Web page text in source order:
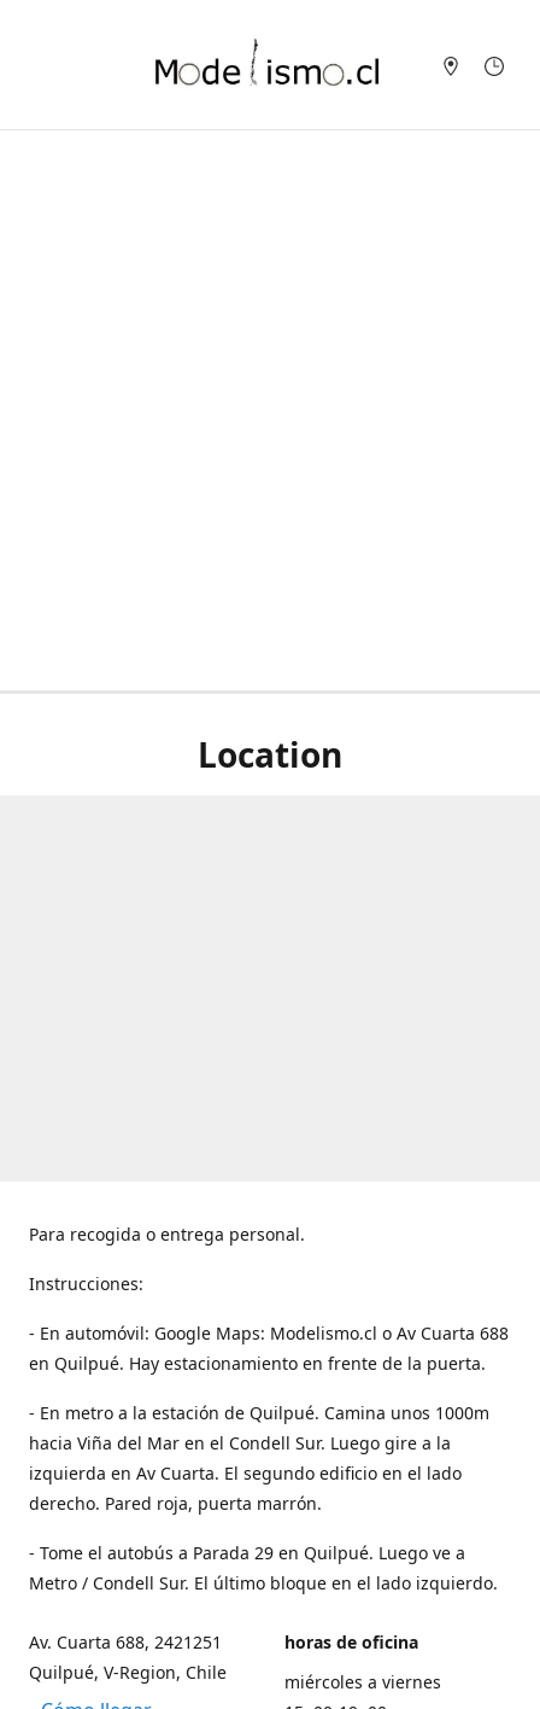
Location
Para recogida o entrega personal.
Instrucciones:
- En automóvil: Google Maps: Modelismo.cl o Av Cuarta 688
en Quilpué. Hay estacionamiento en frente de la puerta.
- En metro a la estación de Quilpué. Camina unos 1000m
hacia Viña del Mar en el Condell Sur. Luego gire a la
izquierda en Av Cuarta. El segundo edificio en el lado
derecho. Pared roja, puerta marrón.
- Tome el autobús a Parada 29 en Quilpué. Luego ve a
Metro / Condell Sur. El último bloque en el lado izquierdo.
Av. Cuarta 688, 2421251
Quilpué, V-Region, Chile
horas de oficina
miércoles a viernes